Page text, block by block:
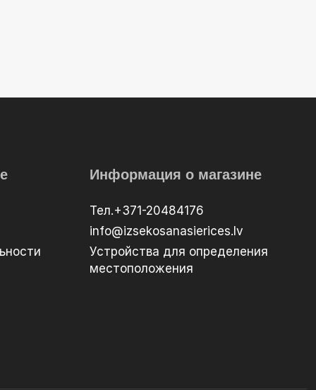
Информация о магазине
Тел.+371-20484176
info@izsekosanasierices.lv
Устройства для определения
местоположения